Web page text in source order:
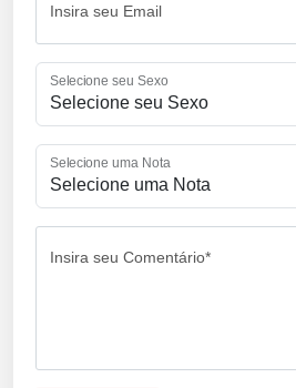
Insira seu Email
Selecione seu Sexo
Selecione uma Nota
Insira seu Comentário*